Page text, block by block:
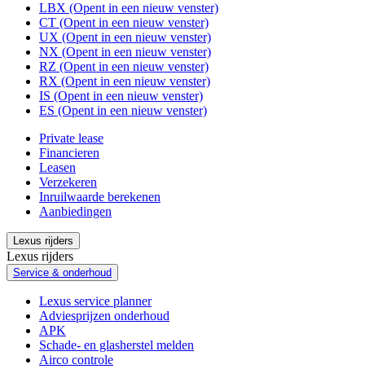
LBX (Opent in een nieuw venster)
CT (Opent in een nieuw venster)
UX (Opent in een nieuw venster)
NX (Opent in een nieuw venster)
RZ (Opent in een nieuw venster)
RX (Opent in een nieuw venster)
IS (Opent in een nieuw venster)
ES (Opent in een nieuw venster)
Private lease
Financieren
Leasen
Verzekeren
Inruilwaarde berekenen
Aanbiedingen
Lexus rijders
Lexus rijders
Service & onderhoud
Lexus service planner
Adviesprijzen onderhoud
APK
Schade- en glasherstel melden
Airco controle